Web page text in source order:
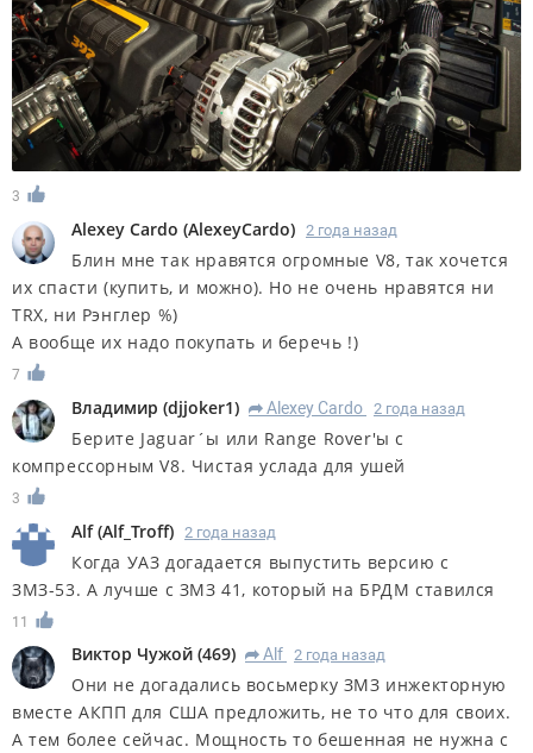
3
Alexey Cardo (AlexeyCardo) 2 года назад
Блин мне так нравятся огромные V8, так хочется
их спасти (купить, и можно). Но не очень нравятся ни
TRX, ни Рэнглер %)
А вообще их надо покупать и беречь !)
7
Владимир (djjoker1) R Alexey Cardo 2 года назад
Берите Jaguar´ы или Range Rover'ы с
компрессорным V8. Чистая услада для ушей
3
Alf(Alf_Troff) 2 года назад
Когда УАЗ догадается выпустить версию с
ЗМЗ-53. А лучше с ЗМЗ 41, который на БРДМ ставился
11
Виктор Чужой (469) R Alf 2 года назад
Они не догадались восьмерку ЗМЗ инжекторную
вместе АКПП для США предложить, не то что для своих.
А тем более сейчас. Мощность то бешенная не нужна с